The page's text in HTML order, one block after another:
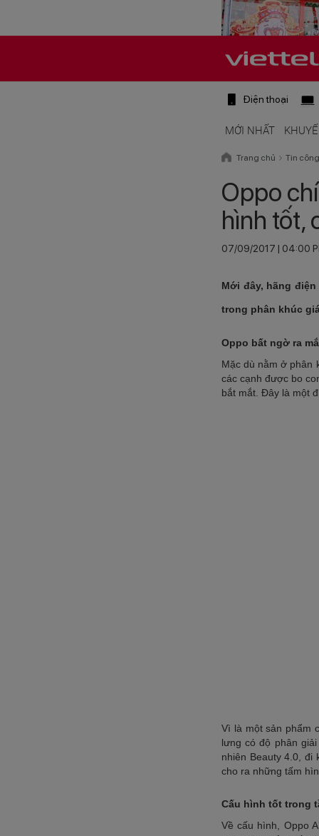
Điện thoại
MỚI NHẤT
Trang chủ Tin
Oppo
hình tốt,
07/09/2017 | 04:00
Mới đây, hãng
trong phân khúc
Oppo bất ngờ ra
Mặc dù nằm ở phân
các cạnh được bo
bắt mắt. Đây là một
Vì là một sản phẩm
lưng có độ phân
nhiên Beauty 4.0, đi
cho ra những tấm
Cấu hình tốt trong
Về cấu hình, Oppo